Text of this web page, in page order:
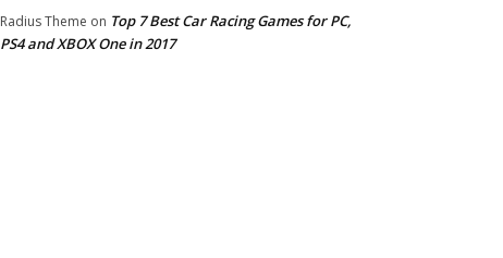
Radius Theme on Top 7 Best Car Racing Games for PC,
PS4 and XBOX One in 2017